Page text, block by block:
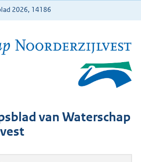
2026, 14186
van Waterschap